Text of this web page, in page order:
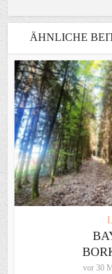
ÄHNLICHE
vor 30